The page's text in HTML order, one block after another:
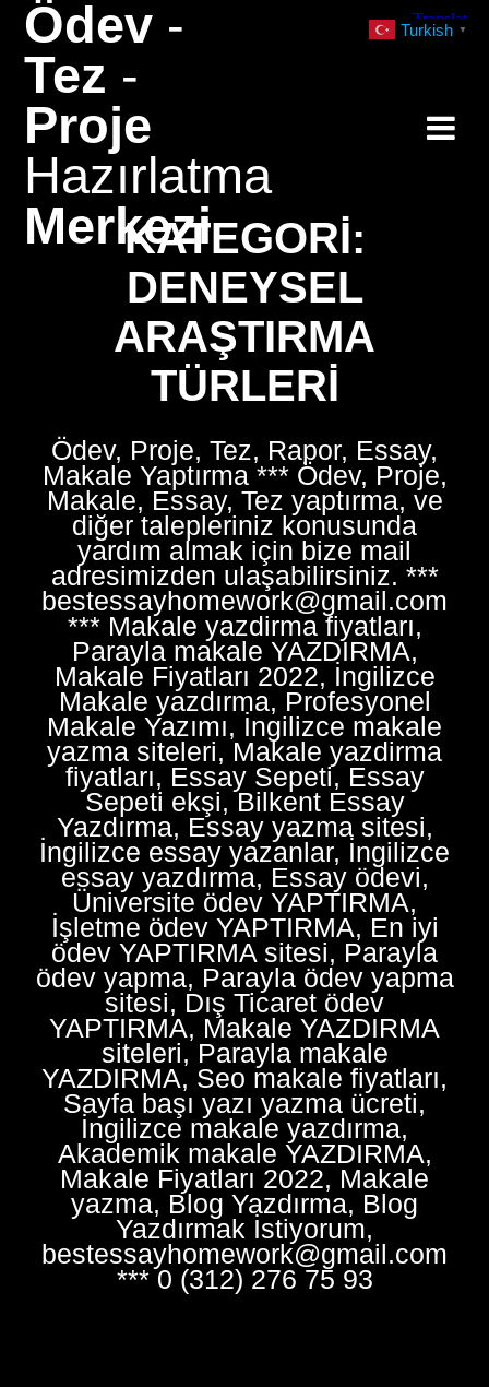
Ödev -
Tez -
Proje
Hazırlatma
MerkeziKATEGORI:
DENEYSEL
ARAŞTIRMA
TÜRLERI
Ödev, Proje, Tez, Rapor, Essay,
Makale Yaptırma *** Ödev, Proje,
Makale, Essay, Tez yaptırma, ve
diğer talepleriniz konusunda
yardım almak için bize mail
adresimizden ulaşabilirsiniz. ***
bestessayhomework@gmail.com
*** Makale yazdirma fiyatları,
Parayla makale YAZDIRMA,
Makale Fiyatları 2022, İngilizce
Makale yazdırma, Profesyonel
Makale Yazımı, İngilizce makale
yazma siteleri, Makale yazdirma
fiyatları, Essay Sepeti, Essay
Sepeti ekşi, Bilkent Essay
Yazdırma, Essay yazma sitesi,
İngilizce essay yazanlar, İngilizce
essay yazdırma, Essay ödevi,
Üniversite ödev YAPTIRMA,
İşletme ödev YAPTIRMA, En iyi
ödev YAPTIRMA sitesi, Parayla
ödev yapma, Parayla ödev yapma
sitesi, Dış Ticaret ödev
YAPTIRMA, Makale YAZDIRMA
siteleri, Parayla makale
YAZDIRMA, Seo makale fiyatları,
Sayfa başı yazı yazma ücreti,
İngilizce makale yazdırma,
Akademik makale YAZDIRMA,
Makale Fiyatları 2022, Makale
yazma, Blog Yazdırma, Blog
Yazdırmak İstiyorum,
bestessayhomework@gmail.com
*** 0 (312) 276 75 93
Turkish ▼